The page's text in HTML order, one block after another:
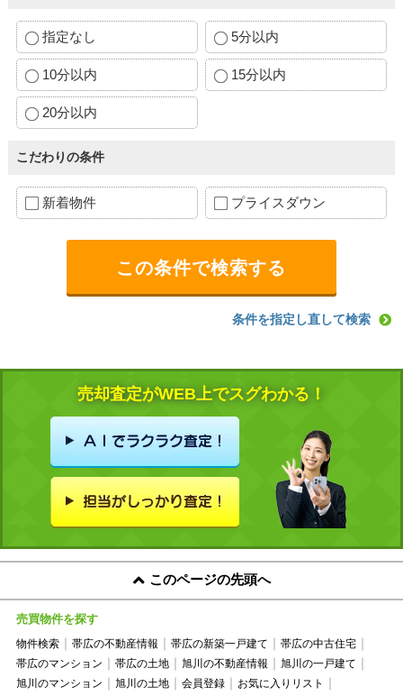
指定なし 5分以内
10分以内 15分以内
20分以内
こだわりの条件
新着物件 プライスダウン
条件を指定し直して検索
売却査定がWEB上でスグわかる！
このページの先頭へ
売買物件を探す
物件検索 帯広の不動産情報 帯広の新築一戸建て
帯広の中古住宅
帯広のマンション
帯広の土地 旭川の不動産情報
旭川の一戸建て
旭川のマンション
旭川の土地 会員登録
お気に入りリスト